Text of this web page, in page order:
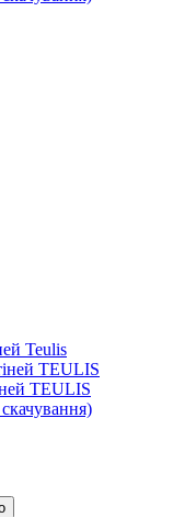
Teulis
TEULIS
TEULIS